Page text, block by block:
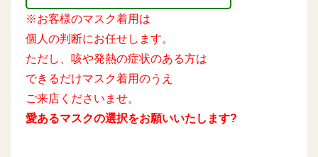
※お客様のマスク着用は
個人の判断にお任せします。
ただし、咳や発熱の症状のある方は
できるだけマスク着用のうえ
ご来店くださいませ。
愛あるマスクの選択をお願いいたします?